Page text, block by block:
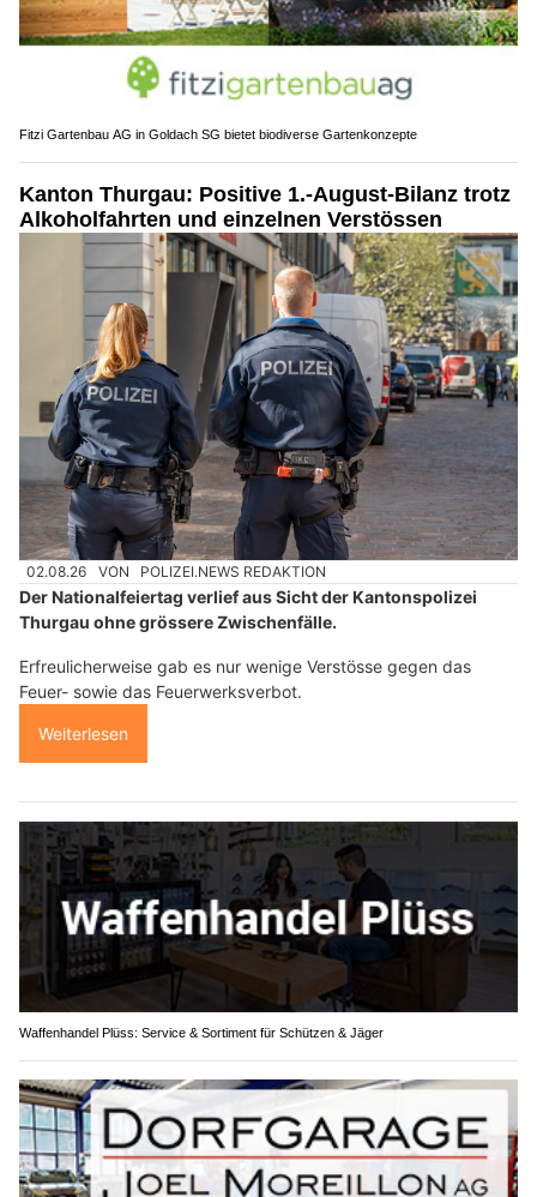
Fitzi Gartenbau AG in Goldach SG bietet biodiverse Gartenkonzepte
Kanton Thurgau: Positive 1.-August-Bilanz trotz
Alkoholfahrten und einzelnen Verstössen
02.08.26 VON POLIZEI.NEWS REDAKTION
Der Nationalfeiertag verlief aus Sicht der Kantonspolizei
Thurgau ohne grössere Zwischenfälle.
Erfreulicherweise gab es nur wenige Verstösse gegen das
Feuer- sowie das Feuerwerksverbot.
Weiterlesen
Waffenhandel Plüss: Service & Sortiment für Schützen & Jäger